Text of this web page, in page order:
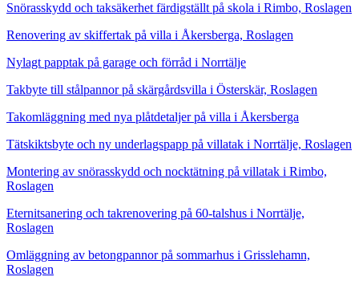
Snörasskydd och taksäkerhet färdigställt på skola i Rimbo, Roslagen
Renovering av skiffertak på villa i Åkersberga, Roslagen
Nylagt papptak på garage och förråd i Norrtälje
Takbyte till stålpannor på skärgårdsvilla i Österskär, Roslagen
Takomläggning med nya plåtdetaljer på villa i Åkersberga
Tätskiktsbyte och ny underlagspapp på villatak i Norrtälje, Roslagen
Montering av snörasskydd och nocktätning på villatak i Rimbo,
Roslagen
Eternitsanering och takrenovering på 60-talshus i Norrtälje,
Roslagen
Omläggning av betongpannor på sommarhus i Grisslehamn,
Roslagen